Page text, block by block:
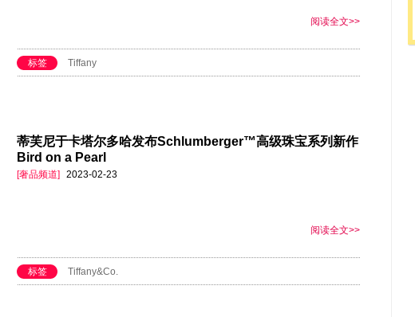
阅读全文>>
标签 Tiffany
蒂芙尼于卡塔尔多哈发布Schlumberger™高级珠宝系列新作
Bird on a Pearl
[奢品频道] 2023-02-23
阅读全文>>
标签 Tiffany&Co.